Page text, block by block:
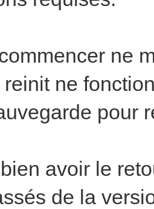
ne
ne
pour
avoir le
de la